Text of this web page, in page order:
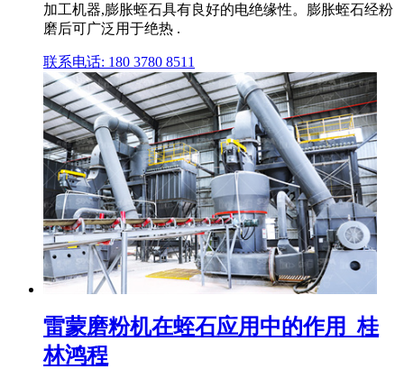
加工机器,膨胀蛭石具有良好的电绝缘性。膨胀蛭石经粉
磨后可广泛用于绝热 .
联系电话: 180 3780 8511
雷蒙磨粉机在蛭石应用中的作用_桂
林鸿程